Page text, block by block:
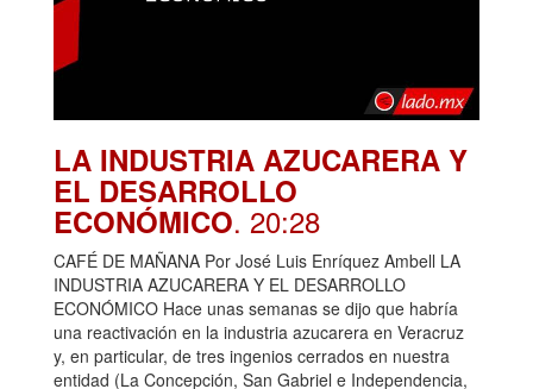
LA INDUSTRIA AZUCARERA Y
EL DESARROLLO
ECONÓMICO. 20:28
CAFÉ DE MAÑANA Por José Luis Enríquez Ambell LA
INDUSTRIA AZUCARERA Y EL DESARROLLO
ECONÓMICO Hace unas semanas se dijo que habría
una reactivación en la industria azucarera en Veracruz
y, en particular, de tres ingenios cerrados en nuestra
entidad (La Concepción, San Gabriel e Independencia,